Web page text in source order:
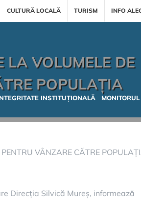
CULTURĂ LOCALĂ TURISM INFO
INSTITUȚIONALĂ
LA VOLUMELE DE
POPULAȚIA
VÂNZARE CĂTRE
Direcția Silvică Mureș, informează